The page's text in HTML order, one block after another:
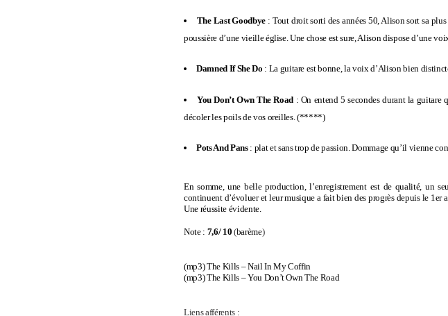
The Last Goodbye : Tout droit sorti des années 50, Alison sort sa
poussière d’une vieille église. Une chose est sure, Alison dispose d’une
Damned If She Do : La guitare est bonne, la voix d’Alison bien
You Don’t Own The Road : On entend 5 secondes durant la
décoler les poils de vos oreilles.(*****)
Pots And Pans: plat et sans trop de passion. Dommage qu’il vienne
En somme, une belle production, l’enregistrement est de qualité, un
continuent d’évoluer et leur musique a fait bien des progrès depuis le 1er
Une réussite évidente.
Note : 7,6/ 10 (barème)
(mp3)The Kills – Nail In My Coffin
(mp3)The Kills – You Don’t Own The Road
Liens afférents :